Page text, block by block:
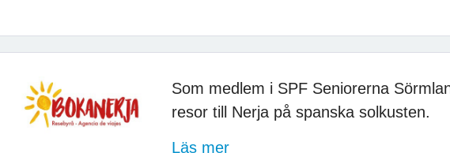
Som medlem i SPF Seniorerna
resor till Nerja på spanska solkusten.
Läs mer